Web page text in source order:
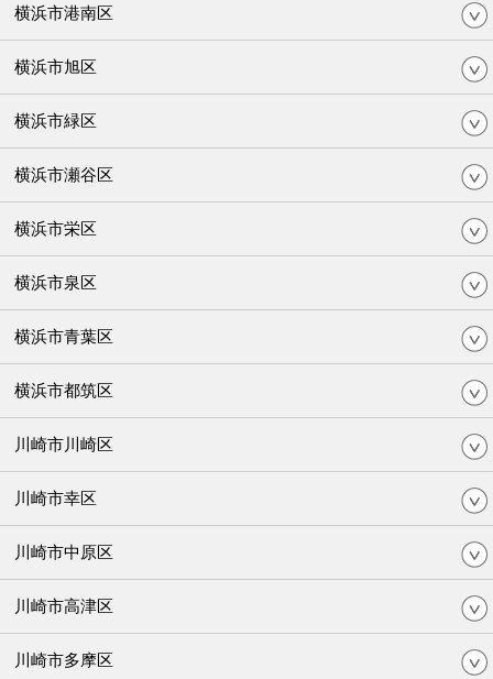
横浜市港南区
横浜市旭区
横浜市緑区
横浜市瀬谷区
横浜市栄区
横浜市泉区
横浜市青葉区
横浜市都筑区
川崎市川崎区
川崎市幸区
川崎市中原区
川崎市高津区
川崎市多摩区